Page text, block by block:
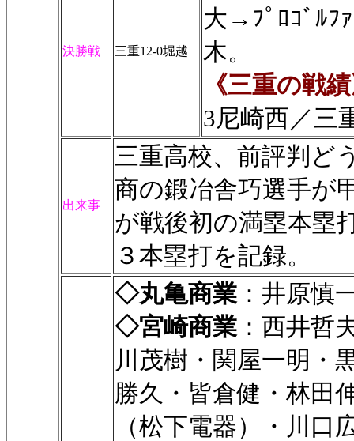
決勝戦 三重12-0堀越
大→ﾌﾟﾛｺﾞﾙﾌ
木。
《三重の戦
3尼崎西／三
出来事
三重高校、前評判ど
商の鍛冶舎巧選手が
が戦後初の満塁本塁
３本塁打を記録。
◇丸亀商業 ：井原慎
◇宮崎商業 ：西井
川茂樹・関屋一明・
勝久・皆倉健・林田
（松下電器）・川